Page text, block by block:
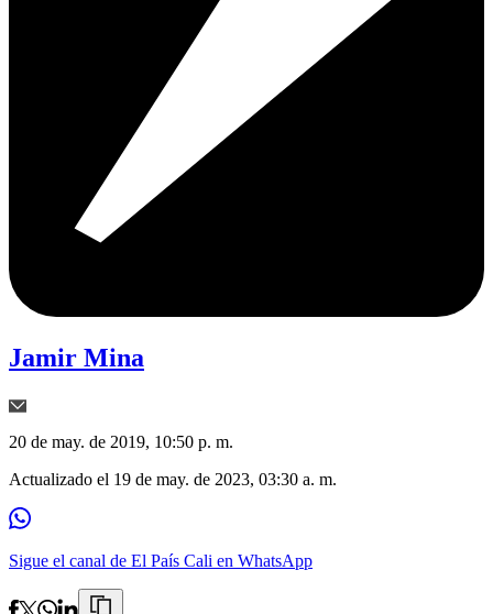
Jamir Mina
20 de may. de 2019, 10:50 p. m.
Actualizado el 19 de may. de 2023, 03:30 a. m.
Sigue el canal de El País Cali en WhatsApp